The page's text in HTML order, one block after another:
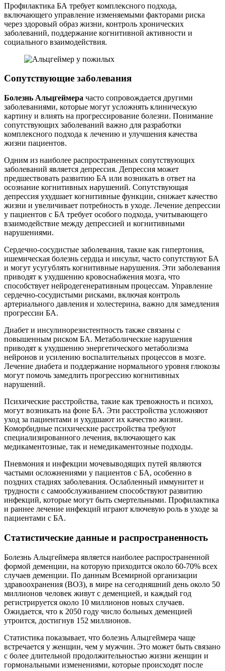
Профилактика БА требует комплексного подхода,
включающего управление изменяемыми факторами риска
через здоровый образ жизни, контроль хронических
заболеваний, поддержание когнитивной активности и
социального взаимодействия.
Сопутствующие заболевания
Болезнь Альцгеймера часто сопровождается другими
заболеваниями, которые могут усложнять клиническую
картину и влиять на прогрессирование болезни. Понимание
сопутствующих заболеваний важно для разработки
комплексного подхода к лечению и улучшения качества
жизни пациентов.
Одним из наиболее распространенных сопутствующих
заболеваний является депрессия. Депрессия может
предшествовать развитию БА или возникать в ответ на
осознание когнитивных нарушений. Сопутствующая
депрессия ухудшает когнитивные функции, снижает качество
жизни и увеличивает потребность в уходе. Лечение депрессии
у пациентов с БА требует особого подхода, учитывающего
взаимодействие между депрессией и когнитивными
нарушениями.
Сердечно-сосудистые заболевания, такие как гипертония,
ишемическая болезнь сердца и инсульт, часто сопутствуют БА
и могут усугублять когнитивные нарушения. Эти заболевания
приводят к ухудшению кровоснабжения мозга, что
способствует нейродегенеративным процессам. Управление
сердечно-сосудистыми рисками, включая контроль
артериального давления и холестерина, важно для замедления
прогрессии БА.
Диабет и инсулинорезистентность также связаны с
повышенным риском БА. Метаболические нарушения
приводят к ухудшению энергетического метаболизма
нейронов и усилению воспалительных процессов в мозге.
Лечение диабета и поддержание нормального уровня глюкозы
могут помочь замедлить прогрессию когнитивных
нарушений.
Психические расстройства, такие как тревожность и психоз,
могут возникать на фоне БА. Эти расстройства усложняют
уход за пациентами и ухудшают их качество жизни.
Коморбидные психические расстройства требуют
специализированного лечения, включающего как
медикаментозные, так и немедикаментозные подходы.
Пневмония и инфекции мочевыводящих путей являются
частыми осложнениями у пациентов с БА, особенно в
поздних стадиях заболевания. Ослабленный иммунитет и
трудности с самообслуживанием способствуют развитию
инфекций, которые могут быть смертельными. Профилактика
и раннее лечение инфекций играют ключевую роль в уходе за
пациентами с БА.
Статистические данные и распространенность
Болезнь Альцгеймера является наиболее распространенной
формой деменции, на которую приходится около 60-70% всех
случаев деменции. По данным Всемирной организации
здравоохранения (ВОЗ), в мире на сегодняшний день около 50
миллионов человек живут с деменцией, и каждый год
регистрируется около 10 миллионов новых случаев.
Ожидается, что к 2050 году число больных деменцией
утроится, достигнув 152 миллионов.
Статистика показывает, что болезнь Альцгеймера чаще
встречается у женщин, чем у мужчин. Это может быть связано
с более длительной продолжительностью жизни женщин и
гормональными изменениями, которые происходят после